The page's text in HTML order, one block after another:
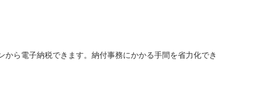
ら電子納税できます。納付事務にかかる手間を省力化でき